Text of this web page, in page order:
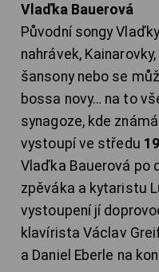
Vlaďka Bauerová
Původní songy
nahrávek,
šansony nebo se
bossa novy… na to
synagoze, kde
vystoupí ve středu
Vlaďka Bauerová po
zpěváka a kytaristu
vystoupení jí
klavírista Václav
a Daniel Eberle na